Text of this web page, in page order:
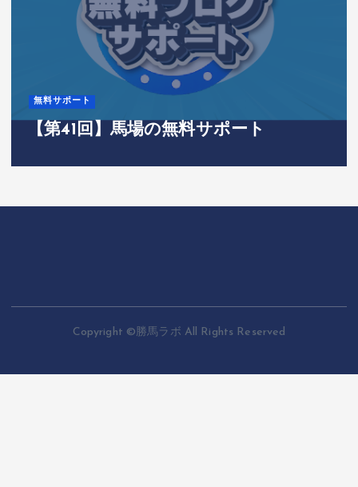
送
り
無料サポート
【第41回】馬場の無料サポート
Copyright ©勝馬ラボ All Rights Reserved